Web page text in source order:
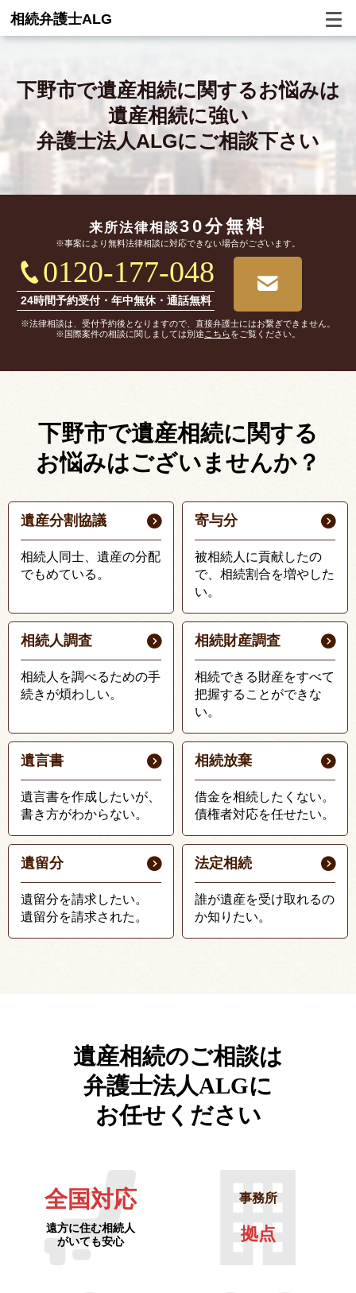
相続弁護士ALG
下野市で遺産相続に関するお悩みは
遺産相続に強い
弁護士法人ALGにご相談下さい
来所法律相談30分無料
※事案により無料法律相談に対応できない場合がございます。
0120-177-048
24時間予約受付・年中無休・通話無料
※法律相談は、受付予約後となりますので、直接弁護士にはお繋ぎできません。
※国際案件の相談に関しましては別途 こちらをご覧ください。
下野市で遺産相続に関する
お悩みはございませんか？
遺産分割協議
相続人同士、遺産の分配
でもめている。
寄与分
被相続人に貢献したの
で、相続割合を増やした
い。
相続人調査
相続人を調べるための手
続きが煩わしい。
相続財産調査
相続できる財産をすべて
把握することができな
い。
遺言書
遺言書を作成したいが、
書き方がわからない。
相続放棄
借金を相続したくない。
債権者対応を任せたい。
遺留分
遺留分を請求したい。
遺留分を請求された。
法定相続
誰が遺産を受け取れるの
か知りたい。
遺産相続のご相談は
弁護士法人ALGに
お任せください
全国対応
遠方に住む相続人
がいても安心
事務所
拠点